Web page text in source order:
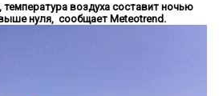
температура воздуха составит ночью
нуля, сообщает Meteotrend.